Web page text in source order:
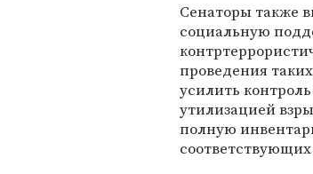
Сенаторы также
социальную
проведения
усилить
утилизацией
полную